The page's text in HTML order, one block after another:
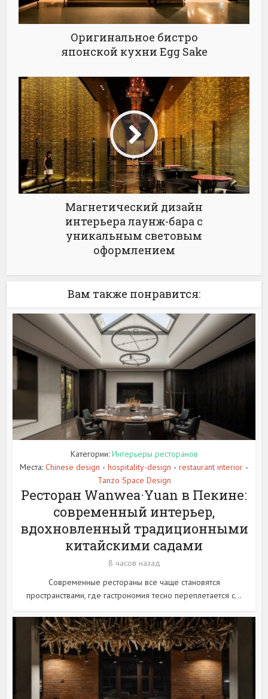
Оригинальное бистро
японской кухни Egg Sake
Магнетический дизайн
интерьера лаунж-бара с
уникальным световым
оформлением
Вам также понравится:
Категории: Интерьеры ресторанов
Места: Chinese design • hospitality-design • restaurant interior •
Tanzo Space Design
Ресторан Wanwea·Yuan в Пекине:
современный интерьер,
вдохновленный традиционными
китайскими садами
8 часов назад
Современные рестораны все чаще становятся
пространствами, где гастрономия тесно переплетается с...